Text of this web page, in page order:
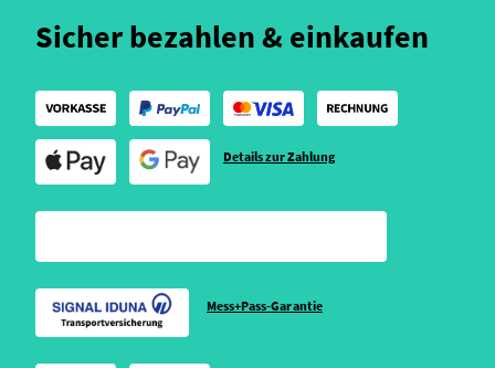
Sicher bezahlen & einkaufen
Details zur Zahlung
Mess+Pass-Garantie